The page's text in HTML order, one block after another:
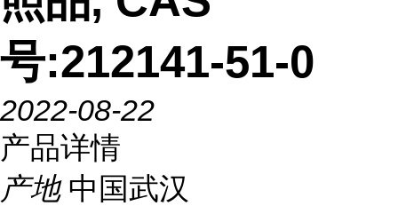
号:212141-51-0
2022-08-22
产品详情
产地 中国武汉